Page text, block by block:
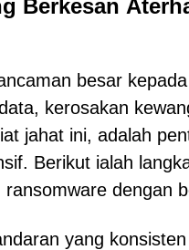
Berkesan
besar
kerosakan
jahat ini, adalah
Berikut ialah
dengan
yang